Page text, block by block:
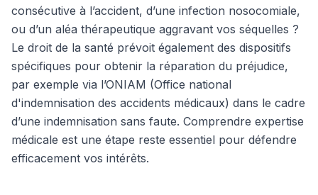
consécutive à l’accident, d’une infection nosocomiale,
ou d’un aléa thérapeutique aggravant vos séquelles ?
Le droit de la santé prévoit également des dispositifs
spécifiques pour obtenir la réparation du préjudice,
par exemple via l’ONIAM (Office national
d'indemnisation des accidents médicaux) dans le cadre
d’une indemnisation sans faute. Comprendre expertise
médicale est une étape reste essentiel pour défendre
efficacement vos intérêts.